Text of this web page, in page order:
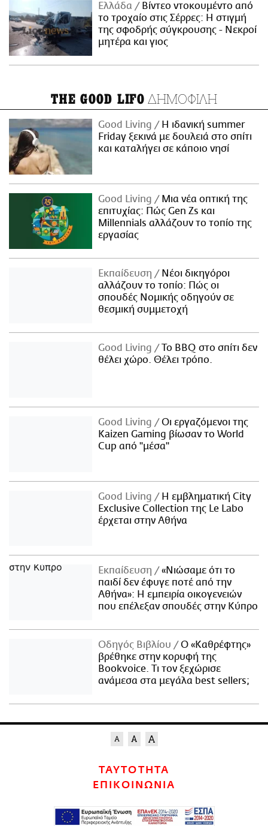
Ελλάδα
Βίντεο ντοκουμέντο από
το τροχαίο στις Σέρρες: Η στιγμή
της σφοδρής σύγκρουσης - Νεκροί
μητέρα και γιος
THE GOOD LIFO ΔΗΜΟΦΙΛΗ
Good Living
Η ιδανική summer
Friday ξεκινά με δουλειά στο σπίτι
και καταλήγει σε κάποιο νησί
Good Living
Μια νέα οπτική της
επιτυχίας: Πώς Gen Zs και
Millennials αλλάζουν το τοπίο της
εργασίας
Εκπαίδευση
Νέοι δικηγόροι
αλλάζουν το τοπίο: Πώς οι
σπουδές Νομικής οδηγούν σε
θεσμική συμμετοχή
Good Living
Το BBQ στο σπίτι δεν
θέλει χώρο. Θέλει τρόπο.
Good Living
Οι εργαζόμενοι της
Kaizen Gaming βίωσαν το World
Cup από "μέσα"
Good Living
Η εμβληματική City
Exclusive Collection της Le Labo
έρχεται στην Αθήνα
Εκπαίδευση
«Νιώσαμε ότι το
παιδί δεν έφυγε ποτέ από την
Αθήνα»: Η εμπειρία οικογενειών
που επέλεξαν σπουδές στην Κύπρο
Οδηγός Βιβλίου
Ο «Καθρέφτης»
βρέθηκε στην κορυφή της
Bookvoice. Τι τον ξεχώρισε
ανάμεσα στα μεγάλα best sellers;
ΤΑΥΤΟΤΗΤΑ
ΕΠΙΚΟΙΝΩΝΙΑ